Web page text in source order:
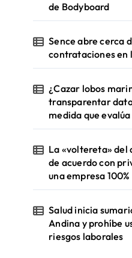
de Bodyboard
Sence abre cerca
contrataciones en
¿Cazar lobos
transparentar
medida que
La «voltereta» del
de acuerdo con
una empresa
Salud inicia
Andina y prohíbe
riesgos laborales